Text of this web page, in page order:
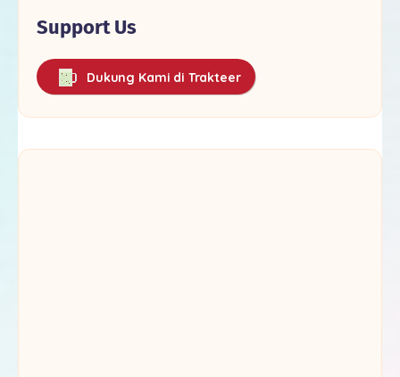
Support Us
Dukung Kami di Trakteer